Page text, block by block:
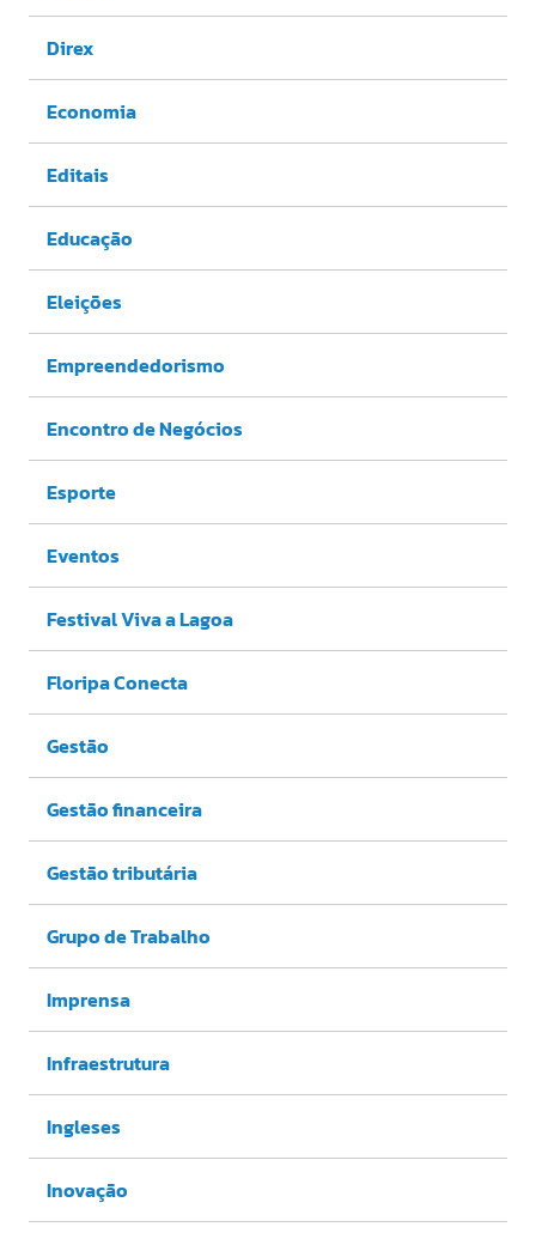
Direx
Economia
Editais
Educação
Eleições
Empreendedorismo
Encontro de Negócios
Esporte
Eventos
Festival Viva a Lagoa
Floripa Conecta
Gestão
Gestão financeira
Gestão tributária
Grupo de Trabalho
Imprensa
Infraestrutura
Ingleses
Inovação